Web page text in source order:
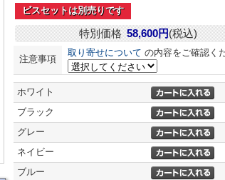
ビスセットは別売りです
特別価格 58,600円(税込)
注意事項
取り寄せについて の内容をご確認く
ホワイト
ブラック
グレー
ネイビー
ブルー